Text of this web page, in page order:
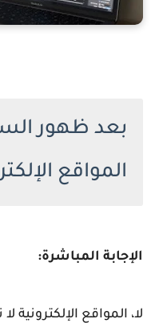
بعد ظهور
المواقع
الإجابة المباشرة:
لا، المواقع